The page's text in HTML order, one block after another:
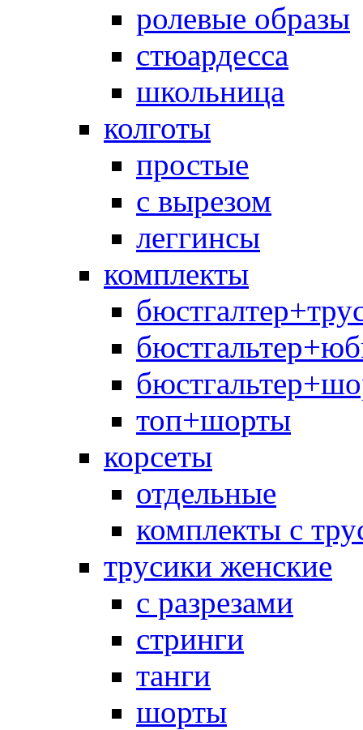
ролевые образы
стюардесса
школьница
колготы
простые
с вырезом
леггинсы
комплекты
топ+шорты
корсеты
отдельные
комплекты с
трусики женские
с разрезами
стринги
танги
шорты